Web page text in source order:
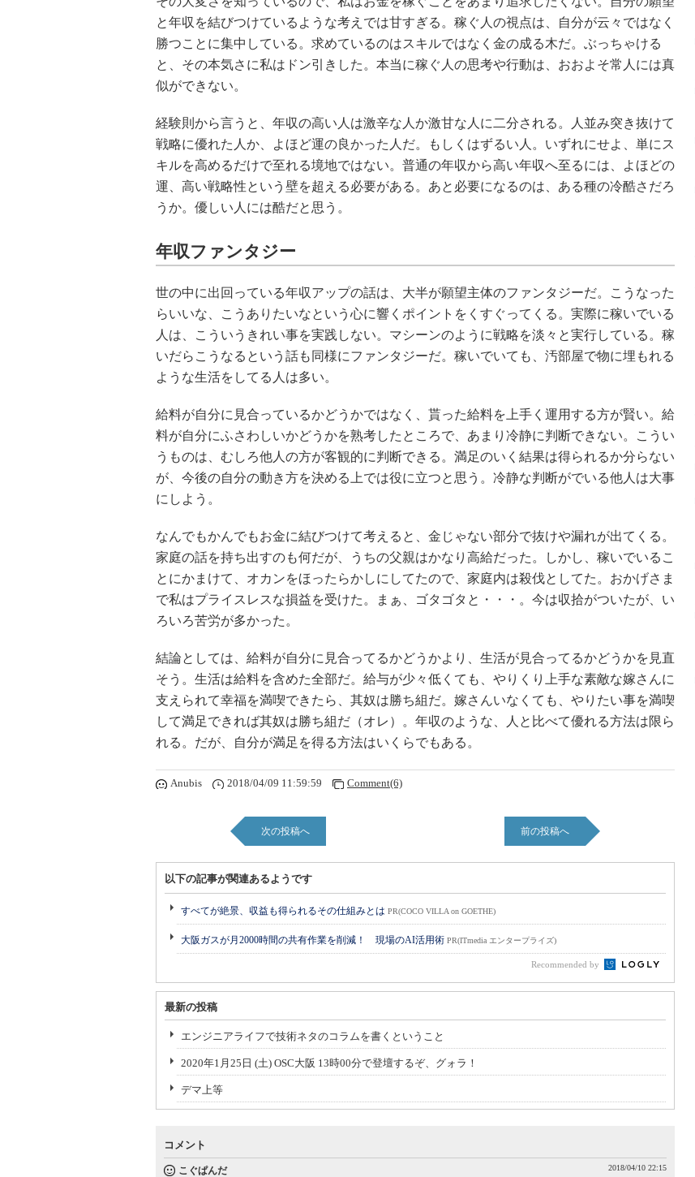
と年収を結びつけているような考えでは甘すぎる。稼ぐ人の視点は、自分が云々ではなく
勝つことに集中している。求めているのはスキルではなく金の成る木だ。ぶっちゃける
と、その本気さに私はドン引きした。本当に稼ぐ人の思考や行動は、おおよそ常人には真
似ができない。
経験則から言うと、年収の高い人は激辛な人か激甘な人に二分される。人並み突き抜けて
戦略に優れた人か、よほど運の良かった人だ。もしくはずるい人。いずれにせよ、単にス
キルを高めるだけで至れる境地ではない。普通の年収から高い年収へ至るには、よほどの
運、高い戦略性という壁を超える必要がある。あと必要になるのは、ある種の冷酷さだろ
うか。優しい人には酷だと思う。
年収ファンタジー
世の中に出回っている年収アップの話は、大半が願望主体のファンタジーだ。こうなった
らいいな、こうありたいなという心に響くポイントをくすぐってくる。実際に稼いでいる
人は、こういうきれい事を実践しない。マシーンのように戦略を淡々と実行している。稼
いだらこうなるという話も同様にファンタジーだ。稼いでいても、汚部屋で物に埋もれる
ような生活をしてる人は多い。
給料が自分に見合っているかどうかではなく、貰った給料を上手く運用する方が賢い。給
料が自分にふさわしいかどうかを熟考したところで、あまり冷静に判断できない。こうい
うものは、むしろ他人の方が客観的に判断できる。満足のいく結果は得られるか分らない
が、今後の自分の動き方を決める上では役に立つと思う。冷静な判断がでいる他人は大事
にしよう。
なんでもかんでもお金に結びつけて考えると、金じゃない部分で抜けや漏れが出てくる。
家庭の話を持ち出すのも何だが、うちの父親はかなり高給だった。しかし、稼いでいるこ
とにかまけて、オカンをほったらかしにしてたので、家庭内は殺伐としてた。おかげさま
で私はプライスレスな損益を受けた。まぁ、ゴタゴタと・・・。今は収拾がついたが、い
ろいろ苦労が多かった。
結論としては、給料が自分に見合ってるかどうかより、生活が見合ってるかどうかを見直
そう。生活は給料を含めた全部だ。給与が少々低くても、やりくり上手な素敵な嫁さんに
支えられて幸福を満喫できたら、其奴は勝ち組だ。嫁さんいなくても、やりたい事を満喫
して満足できれば其奴は勝ち組だ（オレ）。年収のような、人と比べて優れる方法は限ら
れる。だが、自分が満足を得る方法はいくらでもある。
Anubis 2018/04/09 11:59:59 Comment(6)
次の投稿へ 前の投稿へ
以下の記事が関連あるようです
すべてが絶景、収益も得られるその仕組みとは PR(COCO VILLA on GOETHE)
大阪ガスが月2000時間の共有作業を削減！ 現場のAI活用術 PR(ITmedia エンタープライズ)
Recommended by
最新の投稿
エンジニアライフで技術ネタのコラムを書くということ
2020年1月25日 (土) OSC大阪 13時00分で登壇するぞ、グォラ！
デマ上等
コメント
こぐぱんだ 2018/04/10 22:15